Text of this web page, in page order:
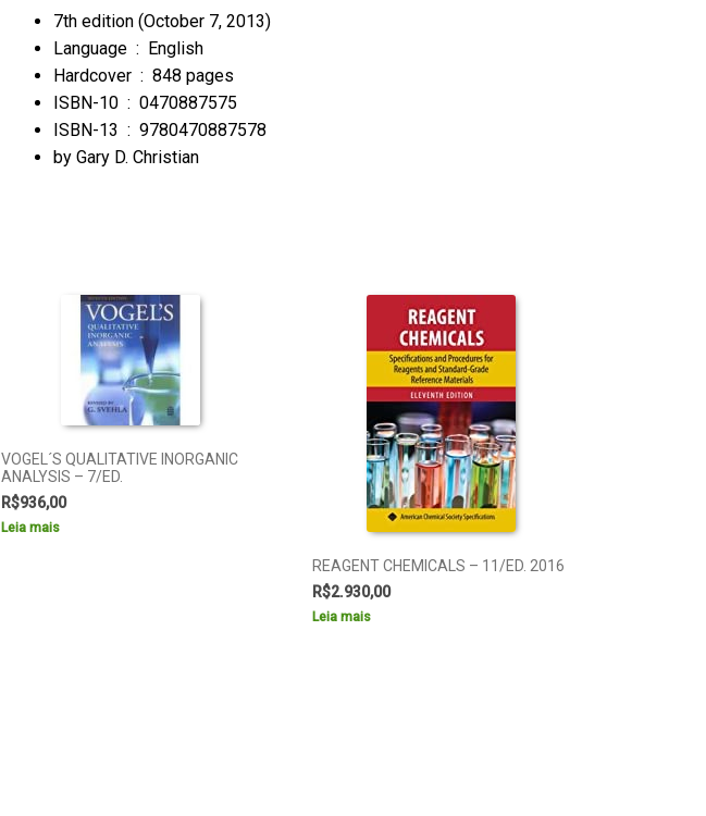
7th edition (October 7, 2013)
Language ‏ : ‎
English
Hardcover ‏ : ‎ 848 pages
ISBN-10 ‏ : ‎ 0470887575
ISBN-13 ‏ : ‎ 9780470887578
by Gary D. Christian
VOGEL´S QUALITATIVE INORGANIC
ANALYSIS – 7/ED.
R$936,00
Leia mais
REAGENT CHEMICALS – 11/ED. 2016
R$2.930,00
Leia mais